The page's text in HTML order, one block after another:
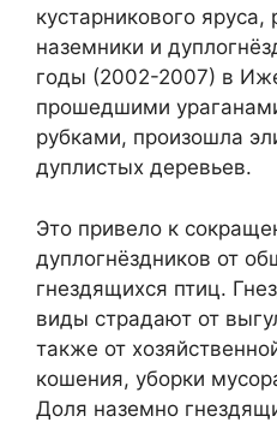
кустарникового
наземники и
годы (2002-2007) в
прошедшими
рубками, произошла
дуплистых деревьев.
Это привело к
дуплогнёздников от
гнездящихся птиц.
виды страдают от
также от
кошения, уборки
Доля наземно